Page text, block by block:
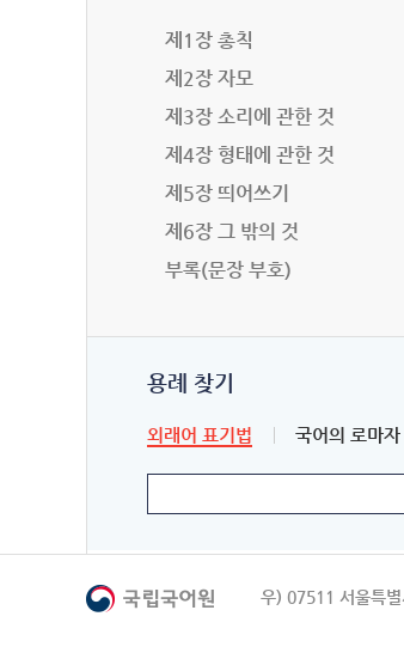
제1장 총칙
제2장 자모
제3장 소리에 관한 것
제4장 형태에 관한 것
제5장 띄어쓰기
제6장 그 밖의 것
부록(문장 부호)
용례 찾기
외래어 표기법 국어의 로마자
우) 07511 서울특